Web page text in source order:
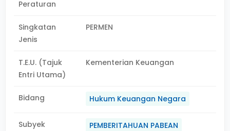
Peraturan
Singkatan
Jenis
PERMEN
T.E.U. (Tajuk
Entri Utama)
Kementerian Keuangan
Bidang Hukum Keuangan Negara
Subyek
PEMBERITAHUAN PABEAN